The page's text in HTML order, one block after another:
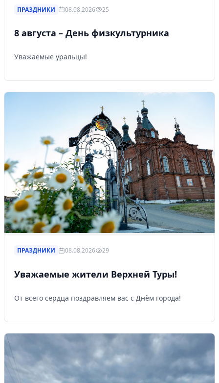
ПРАЗДНИКИ 08.08.2026 25
8 августа – День физкультурника
Уважаемые уральцы!
ПРАЗДНИКИ 08.08.2026 29
Уважаемые жители Верхней Туры!
От всего сердца поздравляем вас с Днём города!